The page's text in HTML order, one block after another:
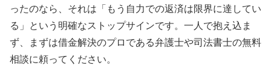
ったのなら、それは「もう自力での返済は限界に達してい
る」という明確なストップサインです。一人で抱え込ま
ず、まずは借金解決のプロである弁護士や司法書士の無料
相談に頼ってください。